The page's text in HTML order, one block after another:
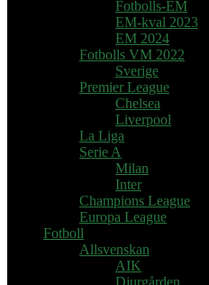
Fotbolls-EM
EM-kval 2023
EM 2024
Fotbolls VM 2022
Sverige
Premier League
Chelsea
Liverpool
La Liga
Serie A
Milan
Inter
Champions League
Europa League
Fotboll
Allsvenskan
AIK
Djurgården